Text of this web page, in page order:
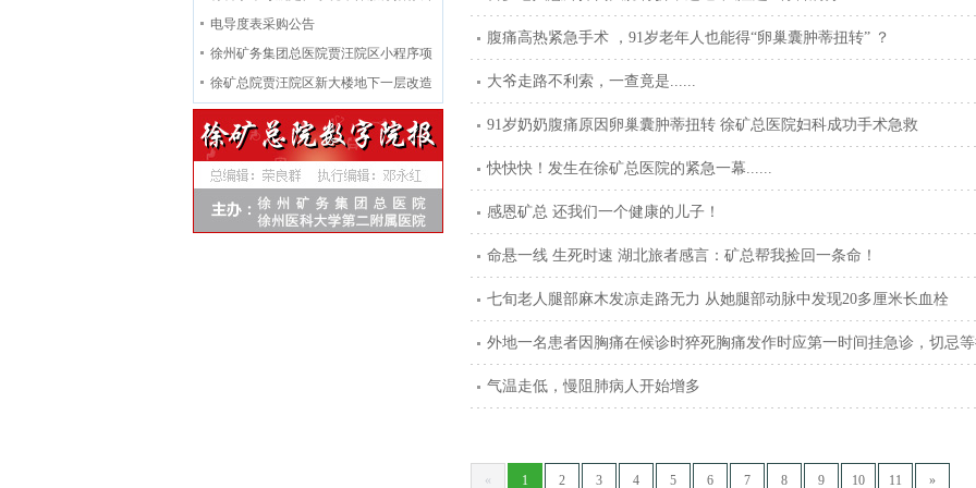
告 电导度表采购公告
徐州矿务集团总医院贾汪院区小程序项
目招标公告
徐矿总院贾汪院区新大楼地下一层改造
工程公告
腹痛高热紧急手术 ，91岁老年人也能得“卵巢囊肿蒂扭转” ？
大爷走路不利索，一查竟是......
91岁奶奶腹痛原因卵巢囊肿蒂扭转 徐矿总医院妇科成功手术急救
快快快！发生在徐矿总医院的紧急一幕......
感恩矿总 还我们一个健康的儿子！
命悬一线 生死时速 湖北旅者感言：矿总帮我捡回一条命！
七旬老人腿部麻木发凉走路无力 从她腿部动脉中发现20多厘米长血栓
外地一名患者因胸痛在候诊时猝死胸痛发作时应第一时间挂急诊，切忌
气温走低，慢阻肺病人开始增多
« 1 2 3 4 5 6 7 8 9 10 11 »